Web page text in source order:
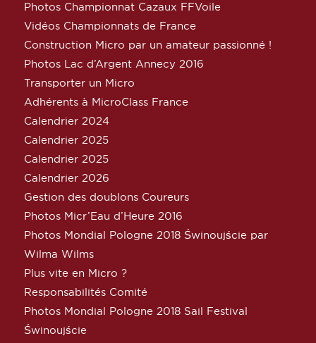
Photos Championnat Cazaux FFVoile
Vidéos Championnats de France
Construction Micro par un amateur passionné !
Photos Lac d’Argent Annecy 2016
Transporter un Micro
Adhérents à MicroClass France
Calendrier 2024
Calendrier 2025
Calendrier 2025
Calendrier 2026
Gestion des doublons Coureurs
Photos Micr’Eau d’Heure 2016
Photos Mondial Pologne 2018 Świnoujście par
Wilma Wilms
Plus vite en Micro ?
Responsabilités Comité
Photos Mondial Pologne 2018 Sail Festival
Świnoujście